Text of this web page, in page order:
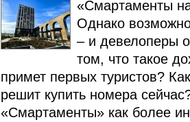
«Смартаменты
Однако
– и девелоперы
том, что такое
примет первых туристов?
решит купить номера
«Смартаменты» как более